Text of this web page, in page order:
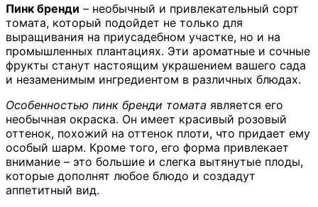
Пинк бренди – необычный и привлекательный сорт
томата, который подойдет не только для
выращивания на приусадебном участке, но и на
промышленных плантациях. Эти ароматные и сочные
фрукты станут настоящим украшением вашего сада
и незаменимым ингредиентом в различных блюдах.
Особенностью пинк бренди томата является его
необычная окраска. Он имеет красивый розовый
оттенок, похожий на оттенок плоти, что придает ему
особый шарм. Кроме того, его форма привлекает
внимание – это большие и слегка вытянутые плоды,
которые дополнят любое блюдо и создадут
аппетитный вид.